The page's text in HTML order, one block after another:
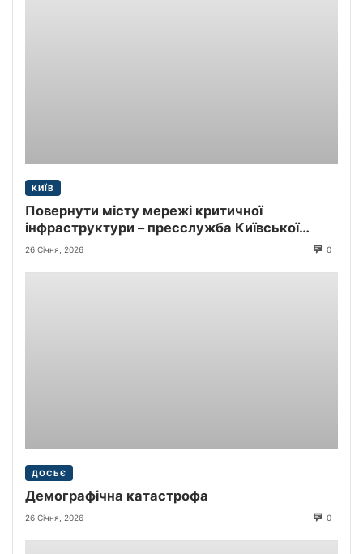
КИЇВ
Повернути місту мережі критичної
інфраструктури – пресслужба Київської
міської прокуратури
26 Січня, 2026 0
ДОСЬЄ
Демографічна катастрофа
26 Січня, 2026 0